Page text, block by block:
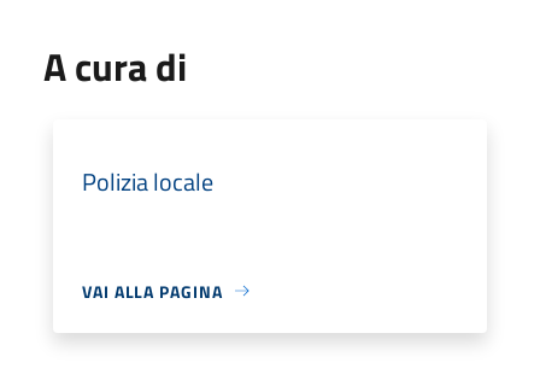
A cura di
Polizia locale
VAI ALLA PAGINA